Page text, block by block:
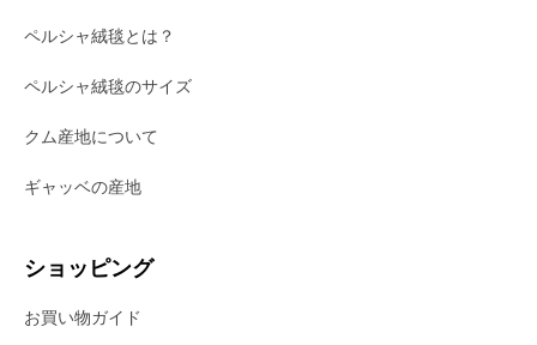
ペルシャ絨毯とは？
ペルシャ絨毯のサイズ
クム産地について
ギャッベの産地
ショッピング
お買い物ガイド